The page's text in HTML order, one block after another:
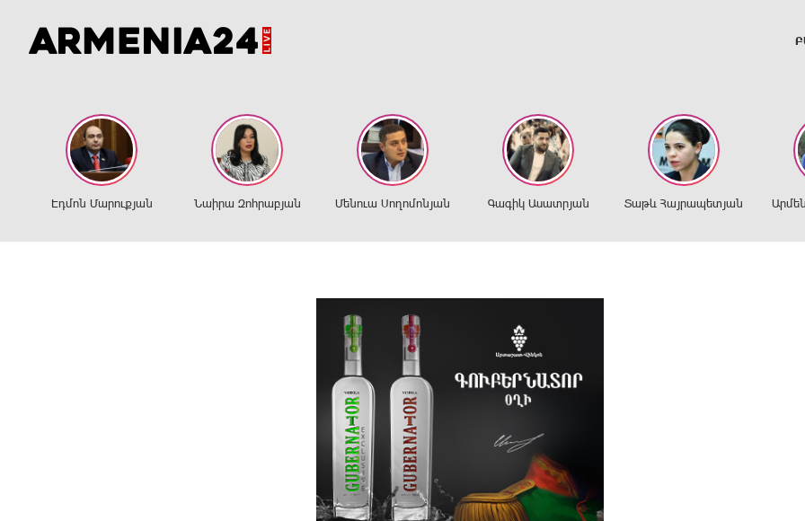
Էդմոն Մարուքյան Նաիրա Զոհրաբյան Մենուա Սողոմոնյան Գագիկ Ասատրյան Տաթև Հայրապետյան